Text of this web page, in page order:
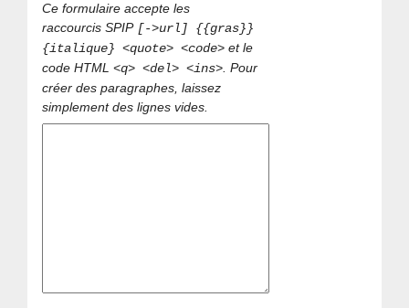
Ce formulaire accepte les
raccourcis SPIP [->url] {{gras}}
{italique} <quote> <code> et le
code HTML<q> <del> <ins>. Pour
créer des paragraphes, laissez
simplement des lignes vides.